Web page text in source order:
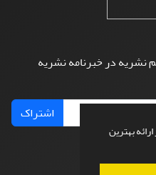
بهترین
نشریه در خبرنامه نشریه
اشتراک